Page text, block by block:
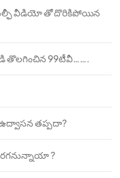
సెల్ఫీ వీడియో తో దొరికిపోయిన
తొలగించిన 99టీవీ…….
ఉద్వాసన తప్పదా?
?